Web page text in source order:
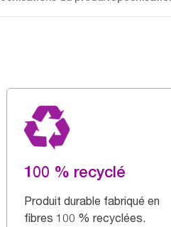
100 % recyclé
Produit durable fabriqué en
fibres 100 % recyclées.